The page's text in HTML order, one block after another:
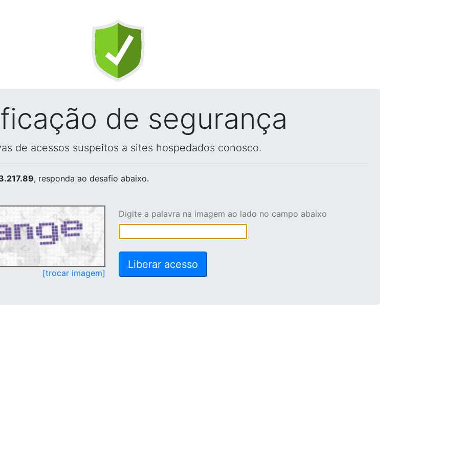
de segurança
de acessos suspeitos a sites hospedados conosco.
, responda ao desafio abaixo.
[trocar imagem]
Digite a palavra na imagem ao lado no campo abaixo